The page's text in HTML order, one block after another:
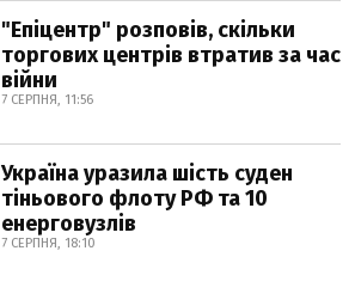
"Епіцентр" розповів, скільки
торгових центрів втратив за час
війни
7 СЕРПНЯ, 11:56
Україна уразила шість суден
тіньового флоту РФ та 10
енерговузлів
7 СЕРПНЯ, 18:10